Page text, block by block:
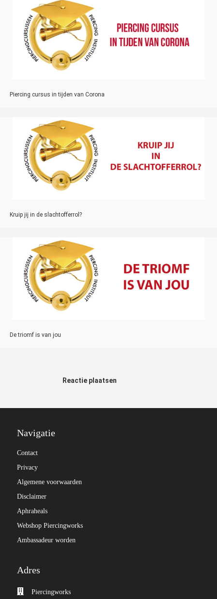
Piercing cursus in tijden van Corona
Kruip jij in de slachtofferrol?
De triomf is van jou
Reactie plaatsen
Navigatie
Contact
Privacy
Algemene voorwaarden
Disclaimer
Aphraheals
Webshop Piercingworks
Ambassadeur worden
Adres
Piercingworks